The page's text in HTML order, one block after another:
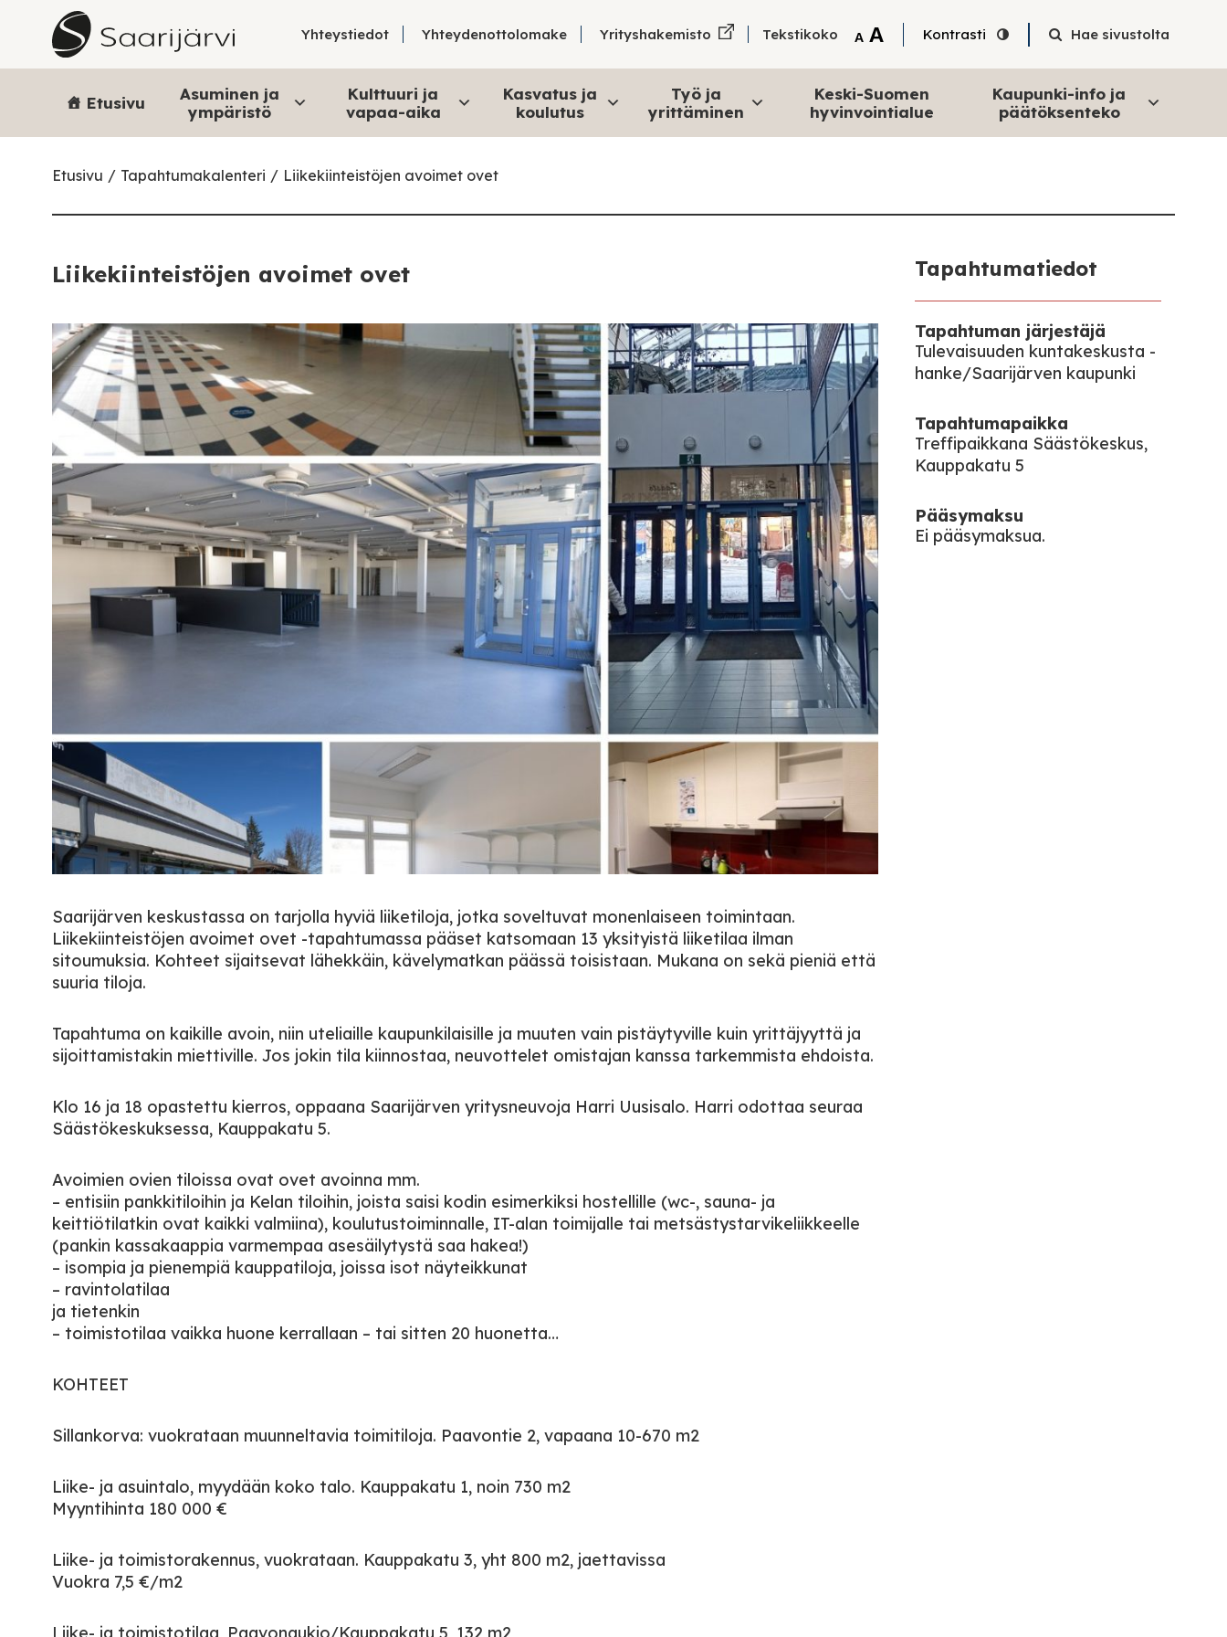
Skip to content
Yhteystiedot Yhteydenottolomake Yrityshakemisto Tekstikoko A Tekstin pienentäminen
A Tekstin suurentaminen
Kontrasti Hae sivustolta
Etusivu
Asuminen ja
ympäristö
Kulttuuri ja
vapaa-aika
Kasvatus ja
koulutus
Työ ja
yrittäminen
Keski-Suomen
hyvinvointialue
Kaupunki-info ja
päätöksenteko
Etusivu Tapahtumakalenteri Liikekiinteistöjen avoimet ovet
Liikekiinteistöjen avoimet ovet
Saarijärven keskustassa on tarjolla hyviä liiketiloja, jotka soveltuvat monenlaiseen toimintaan.
Liikekiinteistöjen avoimet ovet -tapahtumassa pääset katsomaan 13 yksityistä liiketilaa ilman
sitoumuksia. Kohteet sijaitsevat lähekkäin, kävelymatkan päässä toisistaan. Mukana on sekä pieniä että
suuria tiloja.
Tapahtuma on kaikille avoin, niin uteliaille kaupunkilaisille ja muuten vain pistäytyville kuin yrittäjyyttä ja
sijoittamistakin miettiville. Jos jokin tila kiinnostaa, neuvottelet omistajan kanssa tarkemmista ehdoista.
Klo 16 ja 18 opastettu kierros, oppaana Saarijärven yritysneuvoja Harri Uusisalo. Harri odottaa seuraa
Säästökeskuksessa, Kauppakatu 5.
Avoimien ovien tiloissa ovat ovet avoinna mm.
– entisiin pankkitiloihin ja Kelan tiloihin, joista saisi kodin esimerkiksi hostellille (wc-, sauna- ja
keittiötilatkin ovat kaikki valmiina), koulutustoiminnalle, IT-alan toimijalle tai metsästystarvikeliikkeelle
(pankin kassakaappia varmempaa asesäilytystä saa hakea!)
– isompia ja pienempiä kauppatiloja, joissa isot näyteikkunat
– ravintolatilaa
ja tietenkin
– toimistotilaa vaikka huone kerrallaan – tai sitten 20 huonetta…
KOHTEET
Sillankorva: vuokrataan muunneltavia toimitiloja. Paavontie 2, vapaana 10-670 m2
Liike- ja asuintalo, myydään koko talo. Kauppakatu 1, noin 730 m2
Myyntihinta 180 000 €
Liike- ja toimistorakennus, vuokrataan. Kauppakatu 3, yht 800 m2, jaettavissa
Vuokra 7,5 €/m2
Tapahtumatiedot
Tapahtuman järjestäjä
Tulevaisuuden kuntakeskusta -
hanke/Saarijärven kaupunki
Tapahtumapaikka
Treffipaikkana Säästökeskus,
Kauppakatu 5
Pääsymaksu
Ei pääsymaksua.